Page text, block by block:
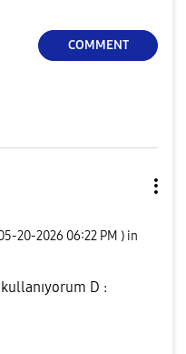
COMMENT
20-2026 06:22 PM ) in
D :